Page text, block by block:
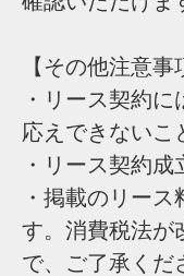
【その他注意事
・リース契約
応えできないこ
・リース契約成
・掲載のリー
す。消費税法が
で、ご了承くだ